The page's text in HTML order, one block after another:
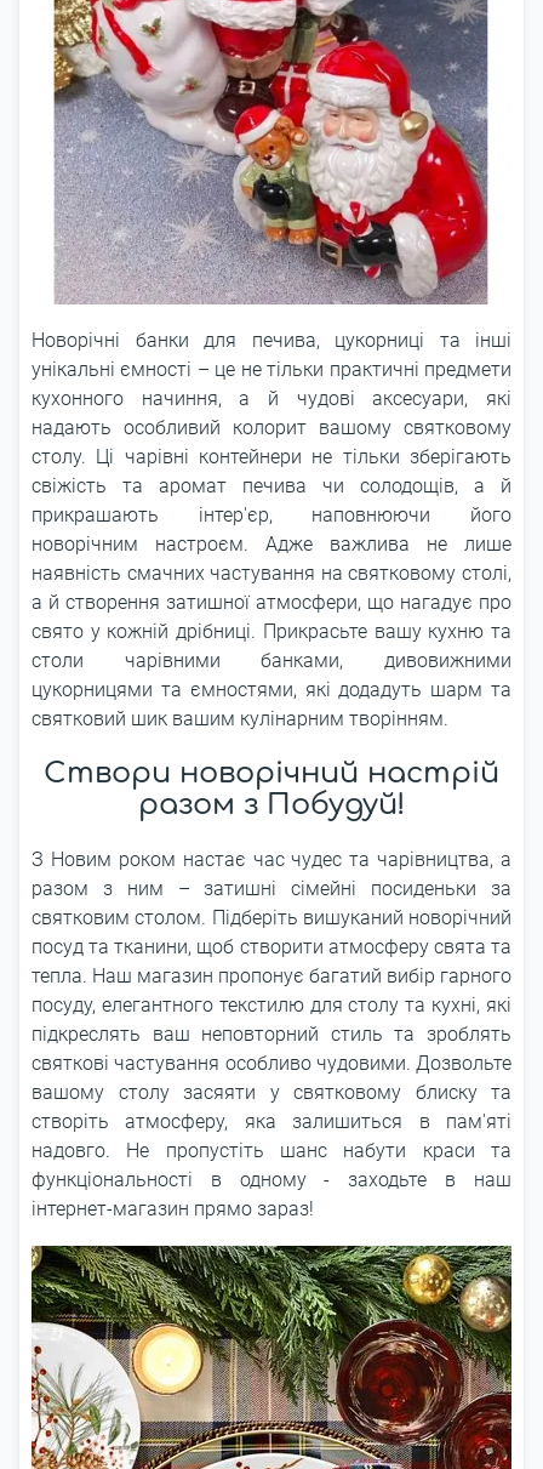
Новорічні банки для печива, цукорниці та інші
унікальні ємності – це не тільки практичні предмети
кухонного начиння, а й чудові аксесуари, які
надають особливий колорит вашому святковому
столу. Ці чарівні контейнери не тільки зберігають
свіжість та аромат печива чи солодощів, а й
прикрашають інтер'єр, наповнюючи його
новорічним настроєм. Адже важлива не лише
наявність смачних частування на святковому столі,
а й створення затишної атмосфери, що нагадує про
свято у кожній дрібниці. Прикрасьте вашу кухню та
столи чарівними банками, дивовижними
цукорницями та ємностями, які додадуть шарм та
святковий шик вашим кулінарним творінням.
Створи новорічний настрій
разом з Побудуй!
З Новим роком настає час чудес та чарівництва, а
разом з ним – затишні сімейні посиденьки за
святковим столом. Підберіть вишуканий новорічний
посуд та тканини, щоб створити атмосферу свята та
тепла. Наш магазин пропонує багатий вибір гарного
посуду, елегантного текстилю для столу та кухні, які
підкреслять ваш неповторний стиль та зроблять
святкові частування особливо чудовими. Дозвольте
вашому столу засяяти у святковому блиску та
створіть атмосферу, яка залишиться в пам'яті
надовго. Не пропустіть шанс набути краси та
функціональності в одному - заходьте в наш
інтернет-магазин прямо зараз!